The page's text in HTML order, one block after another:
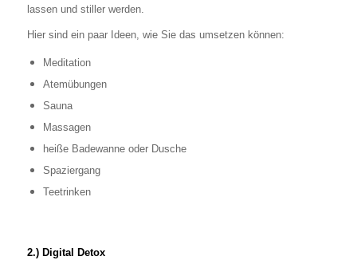
lassen und stiller werden.
Hier sind ein paar Ideen, wie Sie das umsetzen können:
Meditation
Atemübungen
Sauna
Massagen
heiße Badewanne oder Dusche
Spaziergang
Teetrinken
2.) Digital Detox